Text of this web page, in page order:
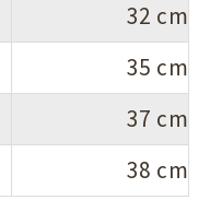
32 cm
35 cm
37 cm
38 cm